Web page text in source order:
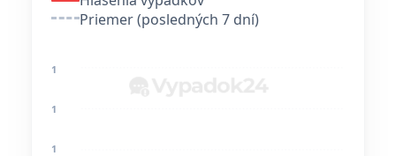
Priemer (posledných 7 dní)
1
1
1